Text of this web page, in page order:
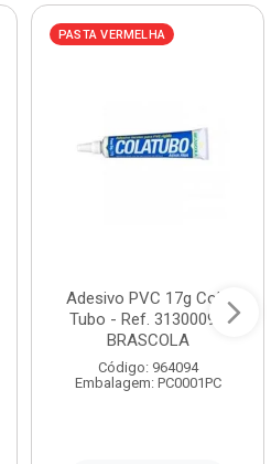
PASTA VERMELHA
Adesivo PVC 17g Cola
Tubo - Ref. 3130009 -
BRASCOLA
Código: 964094
Embalagem: PC0001PC